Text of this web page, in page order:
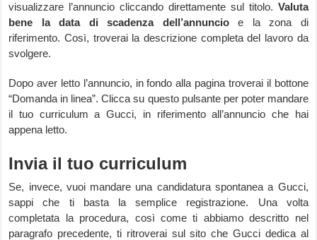
visualizzare l’annuncio cliccando direttamente sul titolo. Valuta
bene la data di scadenza dell’annuncioe la zona di
riferimento. Così, troverai la descrizione completa del lavoro da
svolgere.
Dopo aver letto l’annuncio, in fondo alla pagina troverai il bottone
“Domanda in linea”. Clicca su questo pulsante per poter mandare
il tuo curriculum a Gucci, in riferimento all’annuncio che hai
appena letto.
Invia il tuo curriculum
Se, invece, vuoi mandare una candidatura spontanea a Gucci,
sappi che ti basta la semplice registrazione. Una volta
completata la procedura, così come ti abbiamo descritto nel
paragrafo precedente, ti ritroverai sul sito che Gucci dedica al